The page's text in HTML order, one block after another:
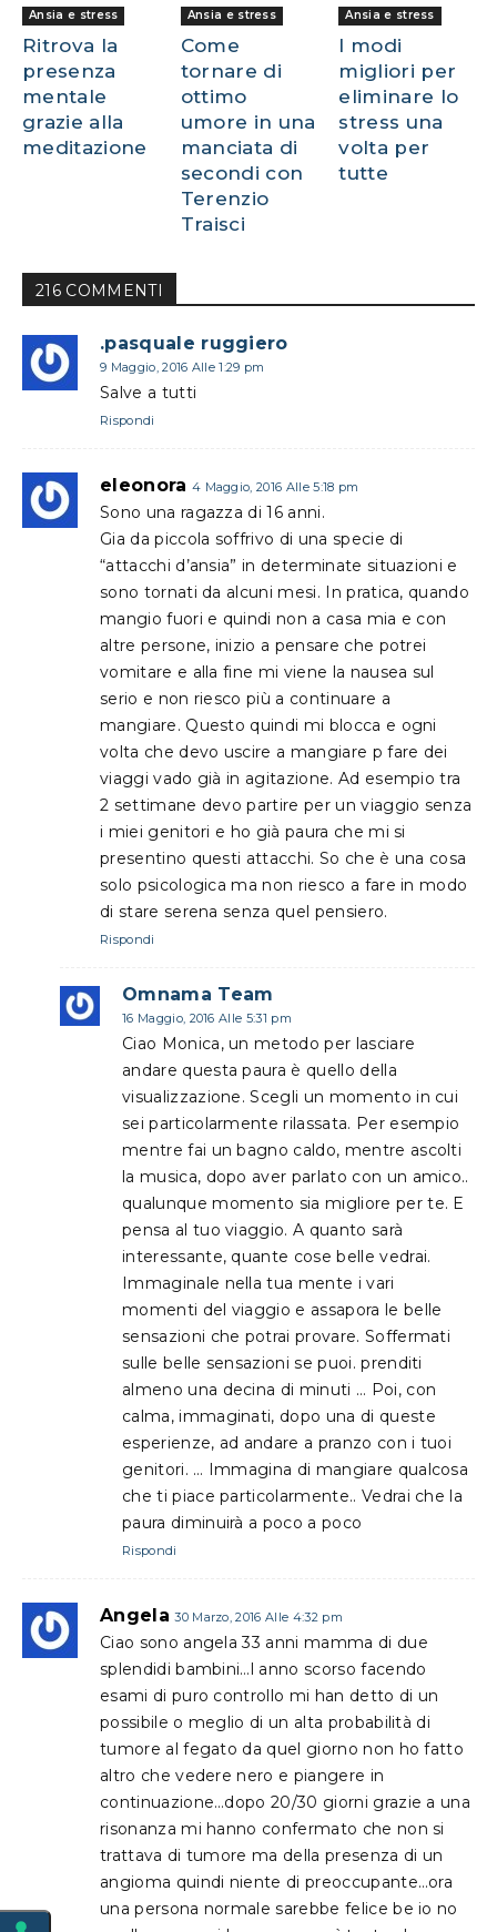
Ansia e stress
Ritrova la
presenza
mentale
grazie alla
meditazione
Ansia e stress
Come
tornare di
ottimo
umore in una
manciata di
secondi con
Terenzio
Traisci
Ansia e stress
I modi
migliori per
eliminare lo
stress una
volta per
tutte
216 COMMENTI
.pasquale ruggiero
9 Maggio, 2016 Alle 1:29 pm
Salve a tutti
Rispondi
eleonora 4 Maggio, 2016 Alle 5:18 pm
Sono una ragazza di 16 anni.
Gia da piccola soffrivo di una specie di
“attacchi d’ansia” in determinate situazioni e
sono tornati da alcuni mesi. In pratica, quando
mangio fuori e quindi non a casa mia e con
altre persone, inizio a pensare che potrei
vomitare e alla fine mi viene la nausea sul
serio e non riesco più a continuare a
mangiare. Questo quindi mi blocca e ogni
volta che devo uscire a mangiare p fare dei
viaggi vado già in agitazione. Ad esempio tra
2 settimane devo partire per un viaggio senza
i miei genitori e ho già paura che mi si
presentino questi attacchi. So che è una cosa
solo psicologica ma non riesco a fare in modo
di stare serena senza quel pensiero.
Rispondi
Omnama Team
16 Maggio, 2016 Alle 5:31 pm
Ciao Monica, un metodo per lasciare
andare questa paura è quello della
visualizzazione. Scegli un momento in cui
sei particolarmente rilassata. Per esempio
mentre fai un bagno caldo, mentre ascolti
la musica, dopo aver parlato con un amico..
qualunque momento sia migliore per te. E
pensa al tuo viaggio. A quanto sarà
interessante, quante cose belle vedrai.
Immaginale nella tua mente i vari
momenti del viaggio e assapora le belle
sensazioni che potrai provare. Soffermati
sulle belle sensazioni se puoi. prenditi
almeno una decina di minuti … Poi, con
calma, immaginati, dopo una di queste
esperienze, ad andare a pranzo con i tuoi
genitori. … Immagina di mangiare qualcosa
che ti piace particolarmente.. Vedrai che la
paura diminuirà a poco a poco
Rispondi
Angela 30 Marzo, 2016 Alle 4:32 pm
Ciao sono angela 33 anni mamma di due
splendidi bambini…l anno scorso facendo
esami di puro controllo mi han detto di un
possibile o meglio di un alta probabilità di
tumore al fegato da quel giorno non ho fatto
altro che vedere nero e piangere in
continuazione…dopo 20/30 giorni grazie a una
risonanza mi hanno confermato che non si
trattava di tumore ma della presenza di un
angioma quindi niente di preoccupante…ora
una persona normale sarebbe felice be io no